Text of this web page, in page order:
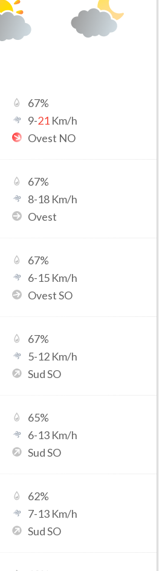
67%
9-21 Km/h
Ovest NO
67%
8-18 Km/h
Ovest
67%
6-15 Km/h
Ovest SO
67%
5-12 Km/h
Sud SO
65%
6-13 Km/h
Sud SO
62%
7-13 Km/h
Sud SO